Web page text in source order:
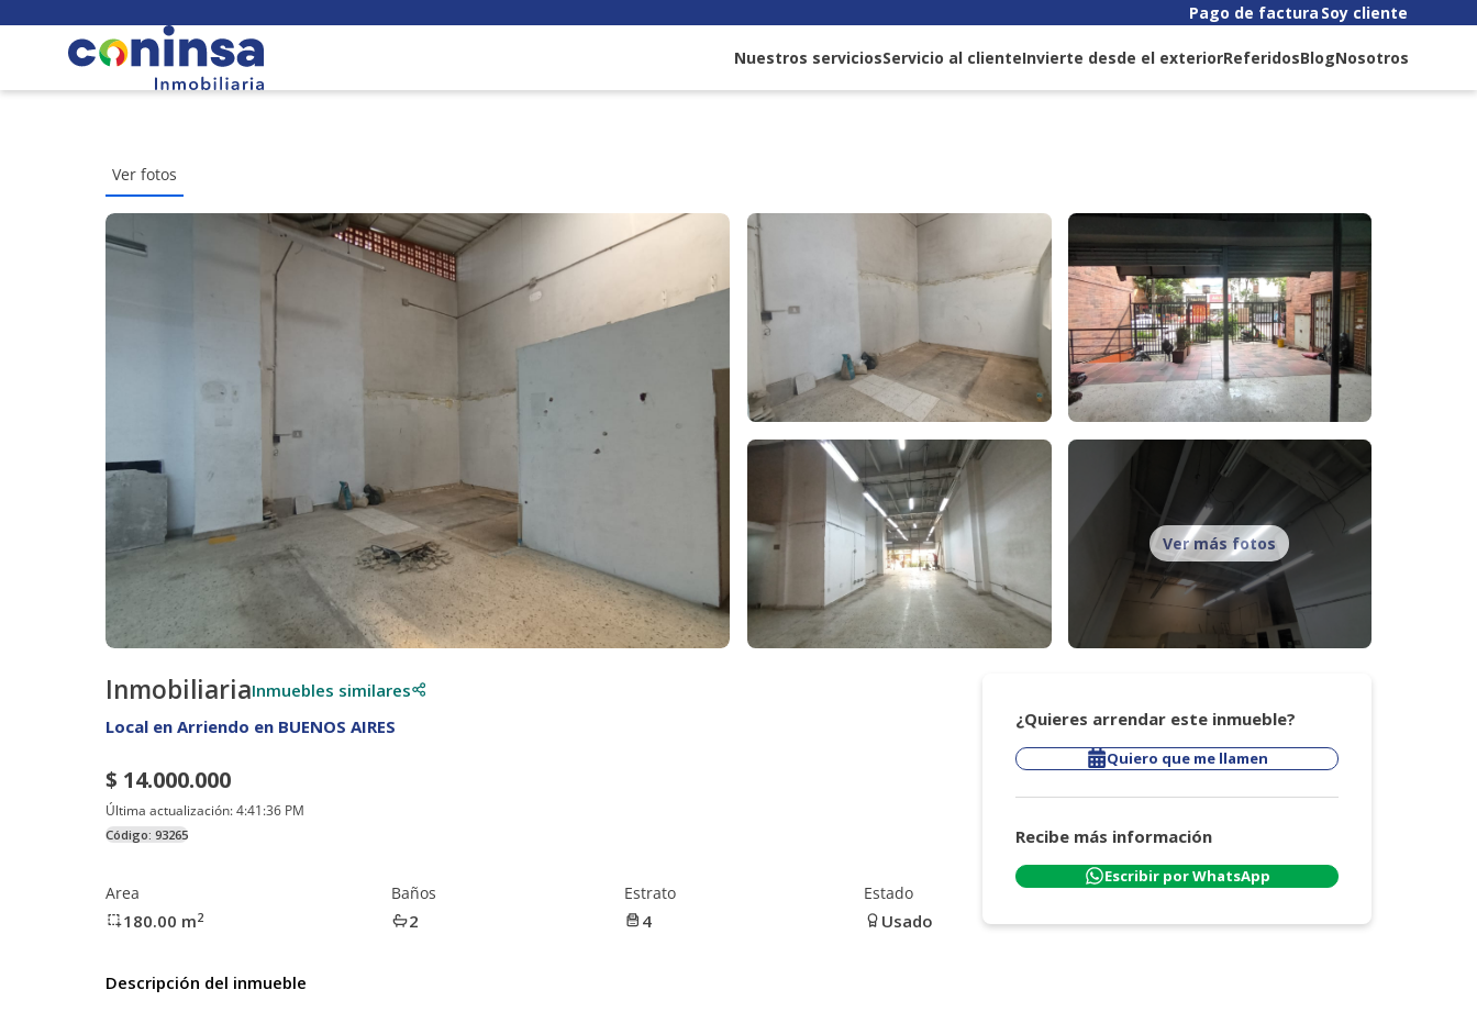
Pago de factura Soy cliente
Nuestros serviciosServicio al clienteInvierte desde el exteriorReferidosBlogNosotros
Ver fotos
Ver más fotos
InmobiliariaInmuebles similares
Local en Arriendo en BUENOS AIRES
$ 14.000.000
Última actualización:4:41:36 PM
Código: 93265
Area
180.00 m2
Baños
2
Estrato
4
Estado
Usado
Descripción del inmueble
¿Quieres arrendar este inmueble?
Quiero que me llamen
Recibe más información
Escribir por WhatsApp